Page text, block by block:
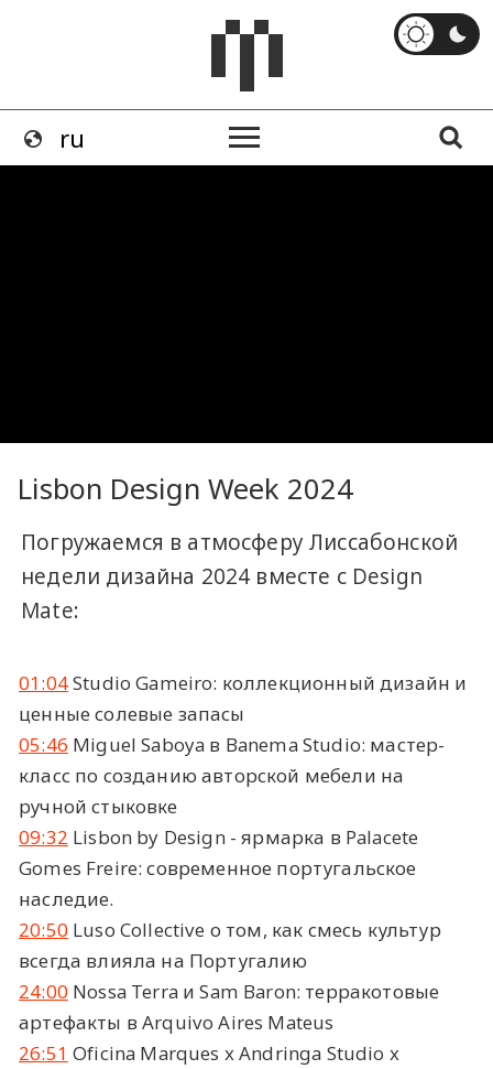
Lisbon Design Week 2024
Погружаемся в атмосферу Лиссабонской
недели дизайна 2024 вместе с Design
Mate:
01:04Studio Gameiro: коллекционный дизайн и
ценные солевые запасы
05:46 Miguel Saboya в Banema Studio: мастер-
класс по созданию авторской мебели на
ручной стыковке
09:32 Lisbon by Design - ярмарка в Palacete
Gomes Freire: современное португальское
наследие.
20:50 Luso Collective о том, как смесь культур
всегда влияла на Португалию
24:00 Nossa Terra и Sam Baron: терракотовые
артефакты в Arquivo Aires Mateus
26:51 Oficina Marques x Andringa Studio x